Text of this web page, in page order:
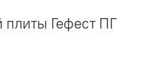
Гефест ПГ